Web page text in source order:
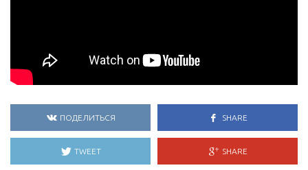
ПОДЕЛИТЬСЯ SHARE
TWEET SHARE